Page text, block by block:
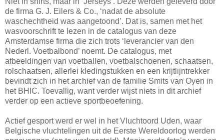
de firma G. J. Eilers & Co., ‘nadat de absolute
waschechtheid was aangetoond’. Dat is, samen met het
wasvoorschrift te lezen in de catalogus van deze
Amsterdamse firma die zich trots ‘leverancier van den
Nederl. Voetbalbond’ noemt. De catalogus, met
afbeeldingen van voetballen, voetbalschoenen, schaatsen,
rolschaatsen, allerlei kledingstukken en een krijtlijntrekker
bevindt zich in het archief van de familie Smits van Oyen in
het BHIC. Toevallig, want verder wijst niets in dit archief
verder op een actieve sportbeoefening.
Actief gesport werd er wel in het Vluchtoord Uden, waar
Belgische vluchtelingen uit de Eerste Wereldoorlog werden